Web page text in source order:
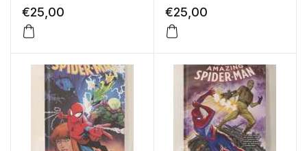
€25,00 €25,00